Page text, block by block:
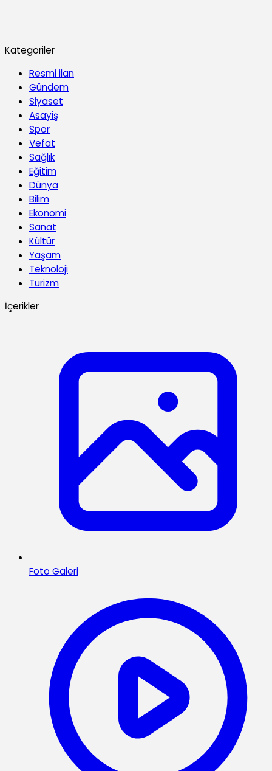
Kategoriler
Resmi ilan
Gündem
Siyaset
Asayiş
Spor
Vefat
Sağlık
Eğitim
Dünya
Bilim
Ekonomi
Sanat
Kültür
Yaşam
Teknoloji
Turizm
İçerikler
Foto Galeri